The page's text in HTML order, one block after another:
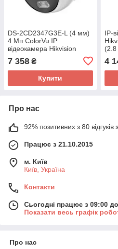
DS-2CD2347G3E-L (4 мм)
4 Мп ColorVu IP
відеокамера Hikvision
7 358 ₴
Купити
IP-
4
Про нас
92% позитивних з 80 відгуків
Працює з 21.10.2015
м. Київ
Київ, Україна
Контакти
Сьогодні працює з 09:00
Показати весь графік
Про нас